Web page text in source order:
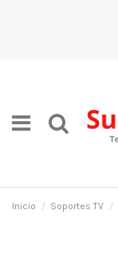
Inicio Soportes TV